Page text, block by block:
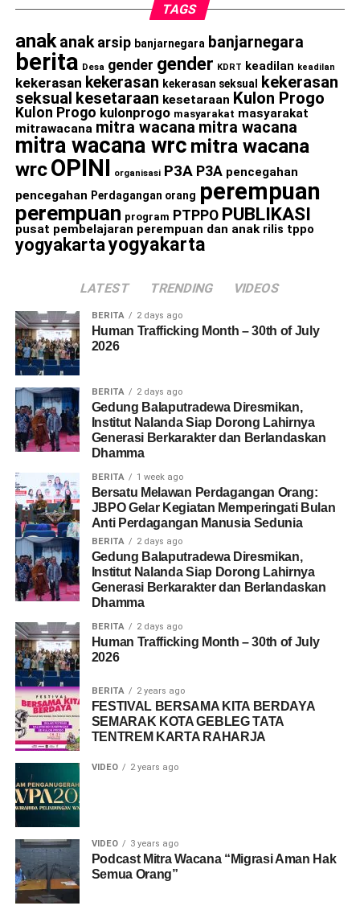
TAGS
anak anak arsip banjarnegara banjarnegara
berita Desa gender gender KDRT keadilan keadilan
kekerasan kekerasan kekerasan seksual kekerasan
seksual kesetaraan kesetaraan Kulon Progo
Kulon Progo kulonprogo masyarakat masyarakat
mitrawacana mitra wacana mitra wacana
mitra wacana wrc mitra wacana
wrcOPINI organisasi P3A P3A pencegahan
pencegahan Perdagangan orang perempuan
perempuan program PTPPO PUBLIKASI
pusat pembelajaran perempuan dan anak rilis tppo
yogyakartayogyakarta
LATEST TRENDING VIDEOS
BERITA 2 days ago
Human Trafficking Month – 30th of July
2026
BERITA 2 days ago
Gedung Balaputradewa Diresmikan,
Institut Nalanda Siap Dorong Lahirnya
Generasi Berkarakter dan Berlandaskan
Dhamma
BERITA 1 week ago
Bersatu Melawan Perdagangan Orang:
JBPO Gelar Kegiatan Memperingati Bulan
Anti Perdagangan Manusia Sedunia
BERITA 2 days ago
Gedung Balaputradewa Diresmikan,
Institut Nalanda Siap Dorong Lahirnya
Generasi Berkarakter dan Berlandaskan
Dhamma
BERITA 2 days ago
Human Trafficking Month – 30th of July
2026
BERITA 2 years ago
FESTIVAL BERSAMA KITA BERDAYA
SEMARAK KOTA GEBLEG TATA
TENTREM KARTA RAHARJA
VIDEO 2 years ago
VIDEO 3 years ago
Podcast Mitra Wacana “Migrasi Aman Hak
Semua Orang”